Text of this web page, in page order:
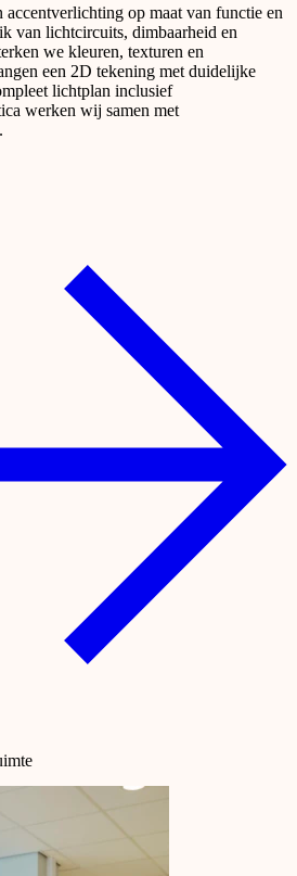
accentverlichting op maat van functie en
van lichtcircuits, dimbaarheid en
we kleuren, texturen en
een 2D tekening met duidelijke
lichtplan inclusief
werken wij samen met